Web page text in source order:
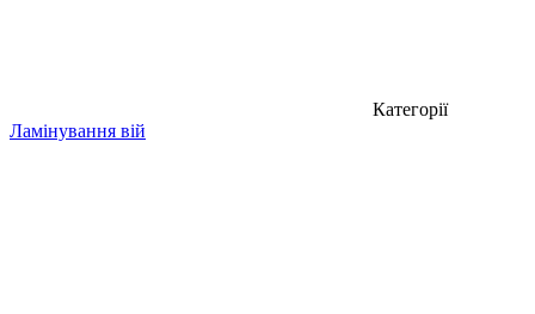
Категорії
Ламінування вій